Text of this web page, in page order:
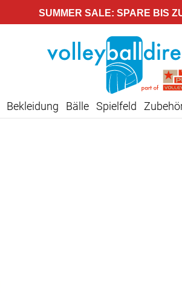
SUMMER SALE: SPARE BIS
Bekleidung Bälle Spielfeld